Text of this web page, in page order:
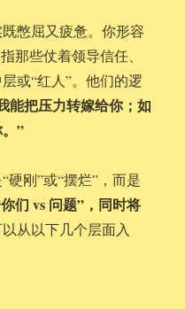
憋屈又疲惫。你形容
那些仗着领导信任、
或“红人”。他们的逻
能把压力转嫁给你；如
”
硬刚”或“摆烂”，而是
们 vs 问题”，同时将
以从以下几个层面入